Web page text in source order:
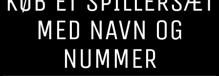
MED NAVN OG
NUMMER